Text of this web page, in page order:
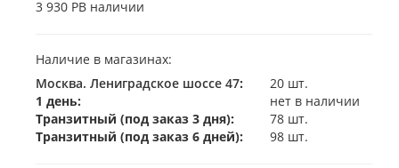
3 930 РВ наличии
Наличие в магазинах:
Москва. Лениградское шоссе 47:
20 шт.
1 день:
нет в наличии
Транзитный (под заказ 3 дня):
78 шт.
Транзитный (под заказ 6 дней):
98 шт.